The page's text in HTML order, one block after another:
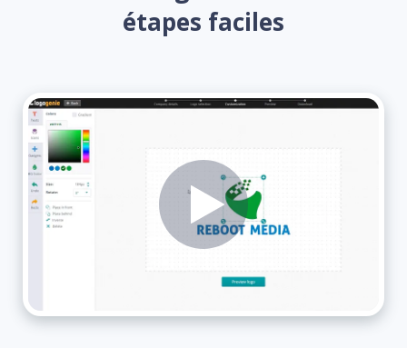
étapes faciles